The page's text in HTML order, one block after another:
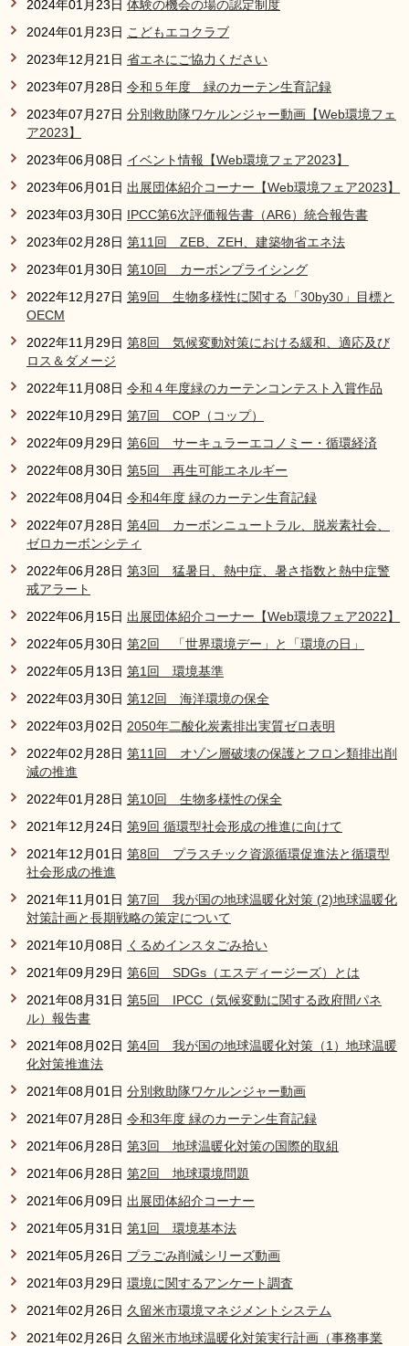
2024年01月23日 体験の機会の場の認定制度
2024年01月23日 こどもエコクラブ
2023年12月21日 省エネにご協力ください
2023年07月28日 令和５年度 緑のカーテン生育記録
2023年07月27日 分別救助隊ワケルンジャー動画【Web環境フェ
ア2023】
2023年06月08日 イベント情報【Web環境フェア2023】
2023年06月01日 出展団体紹介コーナー【Web環境フェア2023】
2023年03月30日
IPCC第6次評価報告書（AR6）統合報告書
2023年02月28日 第11回 ZEB、ZEH、建築物省エネ法
2023年01月30日 第10回 カーボンプライシング
2022年12月27日 第9回 生物多様性に関する「30by30」目標と
OECM
2022年11月29日 第8回 気候変動対策における緩和、適応及び
ロス＆ダメージ
2022年11月08日 令和４年度緑のカーテンコンテスト入賞作品
2022年10月29日 第7回 COP（コップ）
2022年09月29日 第6回 サーキュラーエコノミー・循環経済
2022年08月30日 第5回 再生可能エネルギー
2022年08月04日 令和4年度 緑のカーテン生育記録
2022年07月28日 第4回 カーボンニュートラル、脱炭素社会、
ゼロカーボンシティ
2022年06月28日 第3回 猛暑日、熱中症、暑さ指数と熱中症警
戒アラート
2022年06月15日 出展団体紹介コーナー【Web環境フェア2022】
2022年05月30日 第2回 「世界環境デー」と「環境の日」
2022年05月13日 第1回 環境基準
2022年03月30日 第12回 海洋環境の保全
2022年03月02日 2050年二酸化炭素排出実質ゼロ表明
2022年02月28日 第11回 オゾン層破壊の保護とフロン類排出削
減の推進
2022年01月28日 第10回 生物多様性の保全
2021年12月24日 第9回 循環型社会形成の推進に向けて
2021年12月01日 第8回 プラスチック資源循環促進法と循環型
社会形成の推進
2021年11月01日 第7回 我が国の地球温暖化対策 (2)地球温暖化
対策計画と長期戦略の策定について
2021年10月08日
くるめインスタごみ拾い
2021年09月29日 第6回 SDGs（エスディージーズ）とは
2021年08月31日 第5回 IPCC（気候変動に関する政府間パネ
ル）報告書
2021年08月02日 第4回 我が国の地球温暖化対策（1）地球温暖
化対策推進法
2021年08月01日 分別救助隊ワケルンジャー動画
2021年07月28日 令和3年度 緑のカーテン生育記録
2021年06月28日 第3回 地球温暖化対策の国際的取組
2021年06月28日 第2回 地球環境問題
2021年06月09日 出展団体紹介コーナー
2021年05月31日 第1回 環境基本法
2021年05月26日 プラごみ削減シリーズ動画
2021年03月29日 環境に関するアンケート調査
2021年02月26日 久留米市環境マネジメントシステム
2021年02月26日 久留米市地球温暖化対策実行計画（事務事業